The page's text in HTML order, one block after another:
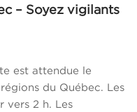
– Soyez vigilants
est attendue le
du Québec. Les
vers 2 h. Les